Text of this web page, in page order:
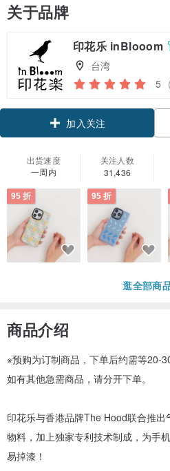
关于品牌
印花乐 inBlooom
台湾
5
加入关注
出货速度
一周内
关注人数
31,436
95 折 95 折
逛全部商
商品介绍
※预购为订制商品，下单后约需等20-
如有其他急需商品，请分开下单。
印花乐与香港品牌The Hood联合推
物料，加上独家专利技术制成，为手
易掉漆！